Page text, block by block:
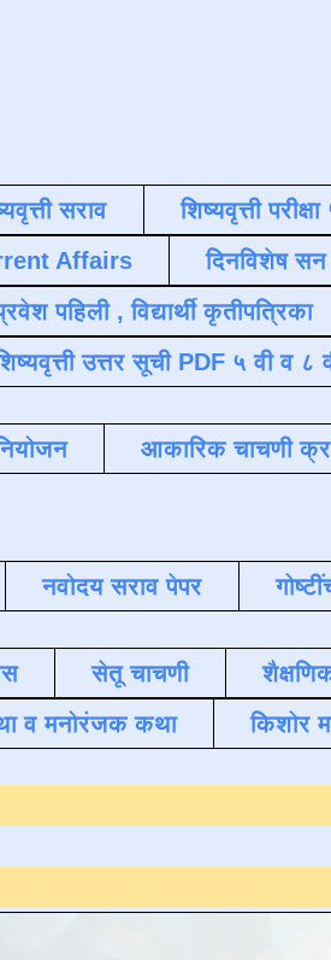
सराव शिष्यवृत्ती
Affairs दिनविशेष
पहिली , विद्यार्थी कृतीपत्रिका
उत्तर सूची PDF ५ वी व ८
आकारिक चाचणी
नवोदय सराव पेपर
सेतू चाचणी
व मनोरंजक कथा किशोर